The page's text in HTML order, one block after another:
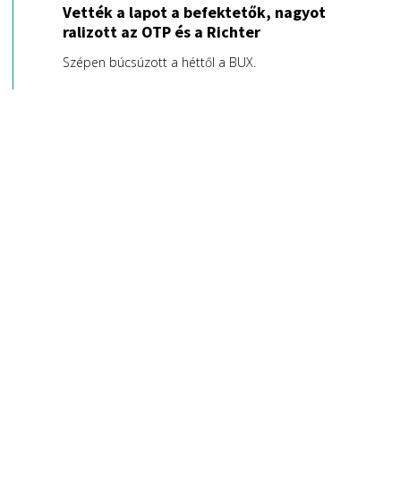
Vették a lapot a befektetők, nagyot
ralizott az OTP és a Richter
Szépen búcsúzott a héttől a BUX.